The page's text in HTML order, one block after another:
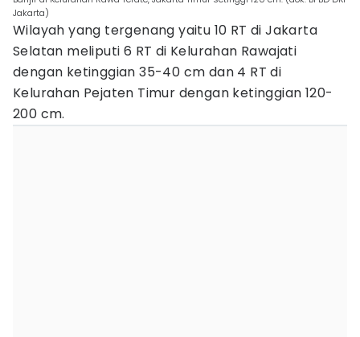
Jakarta)
Wilayah yang tergenang yaitu 10 RT di Jakarta
Selatan meliputi 6 RT di Kelurahan Rawajati
dengan ketinggian 35-40 cm dan 4 RT di
Kelurahan Pejaten Timur dengan ketinggian 120-
200 cm.